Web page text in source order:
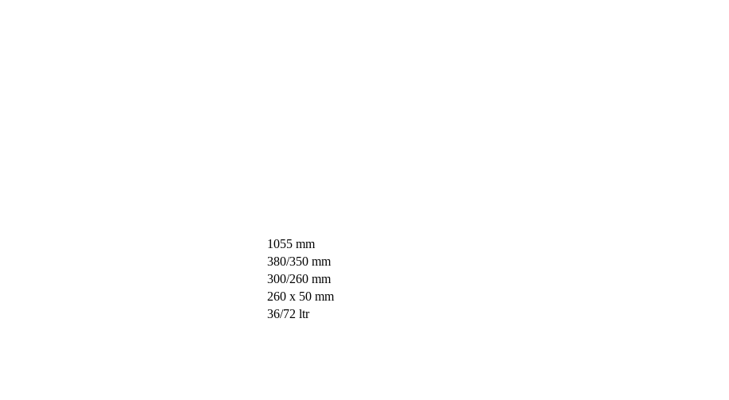
1055 mm
380/350 mm
300/260 mm
260 x 50 mm
36/72 ltr